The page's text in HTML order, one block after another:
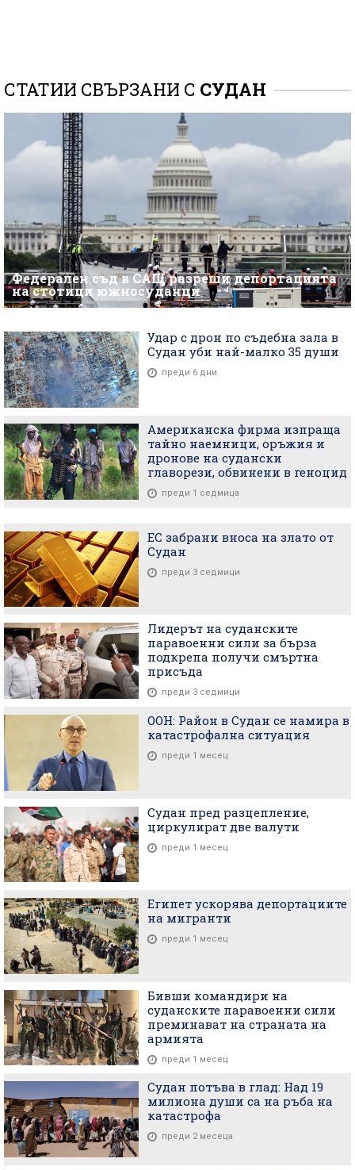
СТАТИИ СВЪРЗАНИ С СУДАН
Федерален съд в САЩ разреши депортацията
на стотици южносуданци
Удар с дрон по съдебна зала в
Судан уби най-малко 35 души
преди 6 дни
Американска фирма изпраща
тайно наемници, оръжия и
дронове на судански
главорези, обвинени в геноцид
преди 1 седмица
ЕС забрани вноса на злато от
Судан
преди 3 седмици
Лидерът на суданските
паравоенни сили за бърза
подкрепа получи смъртна
присъда
преди 3 седмици
ООН: Район в Судан се намира в
катастрофална ситуация
преди 1 месец
Судан пред разцепление,
циркулират две валути
преди 1 месец
Египет ускорява депортациите
на мигранти
преди 1 месец
Бивши командири на
суданските паравоенни сили
преминават на страната на
армията
преди 1 месец
Судан потъва в глад: Над 19
милиона души са на ръба на
катастрофа
преди 2 месеца